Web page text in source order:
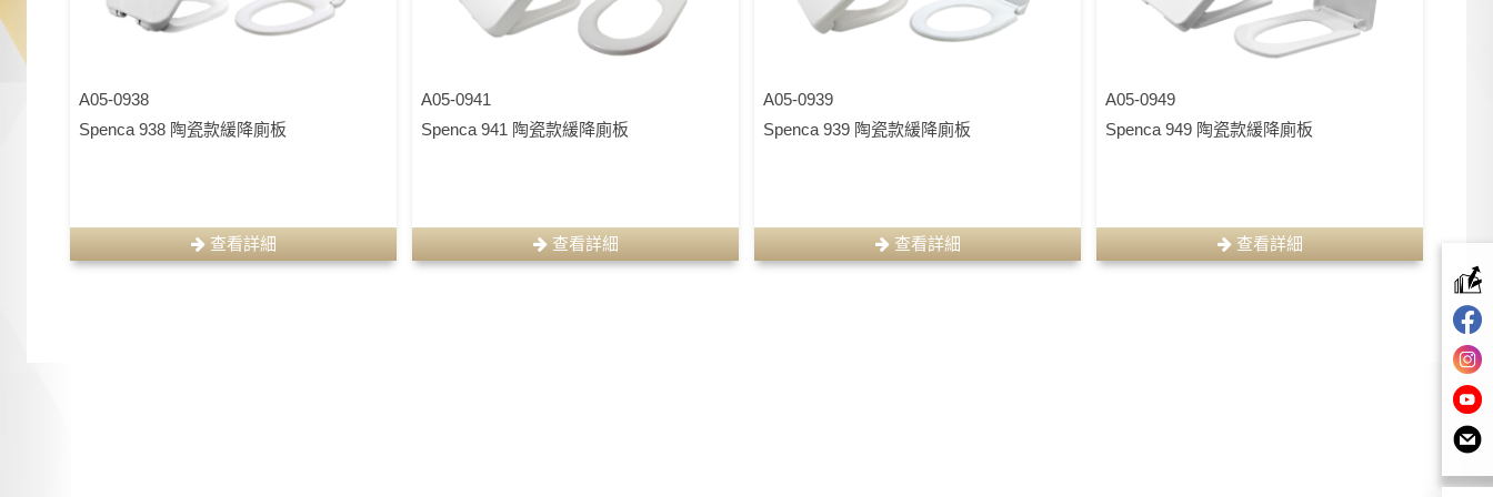
A05-0938
Spenca 938 陶瓷款緩降廁板
查看詳細
A05-0941
Spenca 941 陶瓷款緩降廁板
查看詳細
A05-0939
Spenca 939 陶瓷款緩降廁板
查看詳細
A05-0949
Spenca 949 陶瓷款緩降廁板
查看詳細